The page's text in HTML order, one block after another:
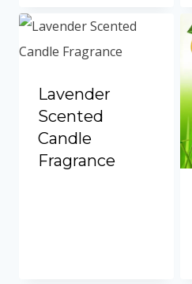
Lavender
Scented
Candle
Fragrance